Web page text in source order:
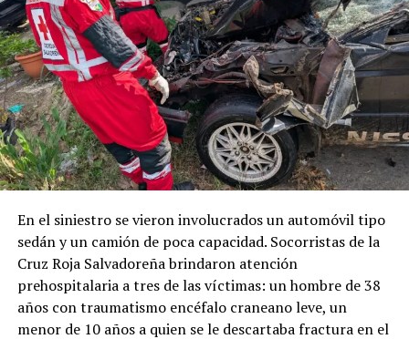
Comparte esto:
Facebook X
Me gusta esto:
Cargando...
Relacionado
En el siniestro se vieron involucrados un automóvil tipo
sedán y un camión de poca capacidad. Socorristas de la
Cruz Roja Salvadoreña brindaron atención
prehospitalaria a tres de las víctimas: un hombre de 38
años con traumatismo encéfalo craneano leve, un
menor de 10 años a quien se le descartaba fractura en el